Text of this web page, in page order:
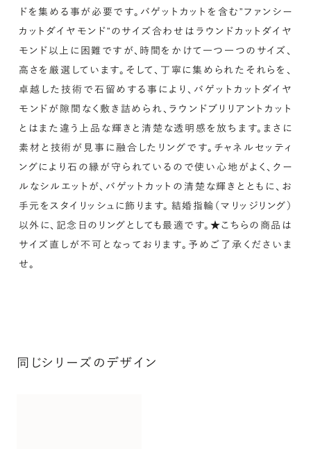
と
指輪の内側に、誕生石やピンクダイヤモンドなど、お好みの
宝石を選んでセッティングすることができます。ショッピング
カート画面で、お好みの宝石をお選びください (有料)。
詳しく見る
ドを集める事が必要です。バゲットカットを含む”ファンシー
カットダイヤモンド”のサイズ合わせはラウンドカットダイヤ
モンド以上に困難ですが、時間をかけて一つ一つのサイズ、
高さを厳選しています。そして、丁寧に集められたそれらを、
卓越した技術で石留めする事により、バゲットカットダイヤ
モンドが隙間なく敷き詰められ、ラウンドブリリアントカット
とはまた違う上品な輝きと清楚な透明感を放ちます。まさに
素材と技術が見事に融合したリングです。チャネルセッティ
ングにより石の縁が守られているので使い心地がよく、クー
ルなシルエットが、バゲットカットの清楚な輝きとともに、お
手元をスタイリッシュに飾ります。 結婚指輪（マリッジリング）
以外に、記念日のリングとしても最適です。★こちらの商品は
サイズ直しが不可となっております。予めご了承くださいま
せ。
同じシリーズのデザイン